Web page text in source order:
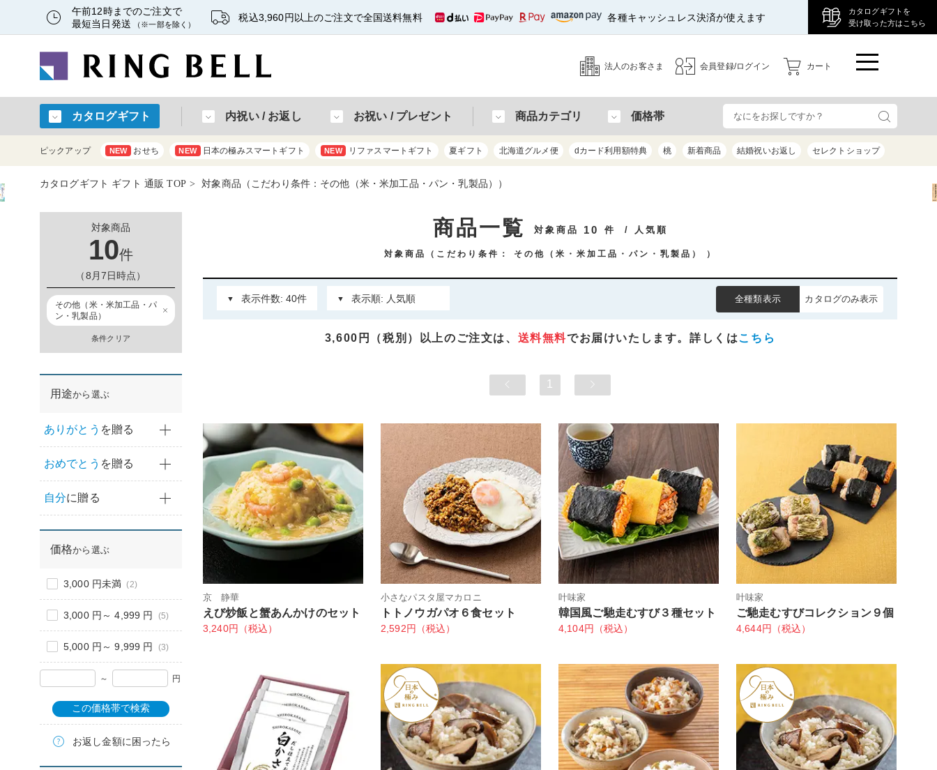
午前12時までのご注文で
最短当日発送
（※一部を除く）
税込3,960円以上のご注文で全国送料無料 各種キャッシュレス決済が使えます
カタログギフトを
受け取った方はこちら
法人のお客さま 会員登録/ログイン カート
カタログギフト 内祝い / お返し お祝い / プレゼント 商品カテゴリ 価格帯
ピックアップ NEW おせち NEW 日本の極みスマートギフト NEW リファスマートギフト 夏ギフト 北海道グルメ便 dカード利用額特典 桃 新着商品 結婚祝いお返し セレクトショップ
カタログギフト ギフト 通販 TOP 対象商品（こだわり条件：その他（米・米加工品・パン・乳製品））
対象商品
10件
（8月7日時点）
その他（米・米加工品・パ
ン・乳製品）
条件クリア
用途から選ぶ
ありがとう を贈る
おめでとう を贈る
自分に贈る
価格から選ぶ
3,000 円未満 (2)
3,000 円～ 4,999 円 (5)
5,000 円～ 9,999 円 (3)
～ 円
この価格帯で検索
お返し金額に困ったら
商品一覧 対象商品 10 件 / 人気順
対象商品（こだわり条件： その他（米・米加工品・パン・乳製品） ）
全種類表示 カタログのみ表示
3,600円（税別）以上のご注文は、 送料無料でお届けいたします。詳しくはこちら
1
京 静華
えび炒飯と蟹あんかけのセット
3,240円（税込）
小さなパスタ屋マカロニ
トトノウガパオ６食セット
2,592円（税込）
叶味家
韓国風ご馳走むすび３種セット
4,104円（税込）
叶味家
ご馳走むすびコレクション９個
4,644円（税込）